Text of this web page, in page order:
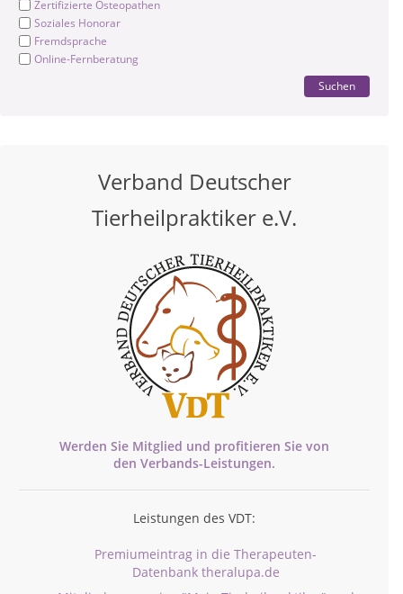
Zertifizierte Osteopathen
Soziales Honorar
Fremdsprache
Online-Fernberatung
Suchen
Verband Deutscher
Tierheilpraktiker e.V.
Werden Sie Mitglied und profitieren Sie von
den Verbands-Leistungen.
Leistungen des VDT:
Premiumeintrag in die Therapeuten-
Datenbank theralupa.de